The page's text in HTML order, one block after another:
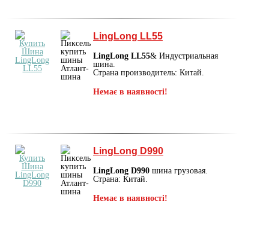
LingLong LL55
LingLong LL55& Индустриальная
шина.
Страна производитель: Китай.
Немає в наявності!
LingLong D990
LingLong D990 шина грузовая.
Страна: Китай.
Немає в наявності!